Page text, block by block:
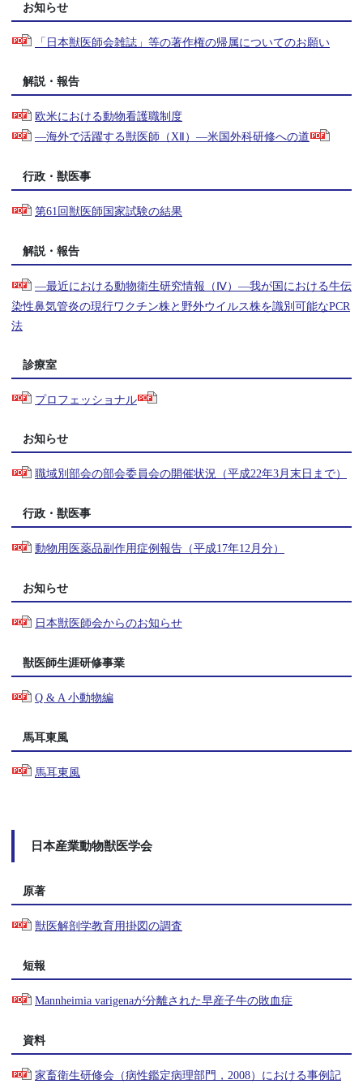
お知らせ
「日本獣医師会雑誌」等の著作権の帰属についてのお願い
解説・報告
欧米における動物看護職制度
―海外で活躍する獣医師（XⅡ）―米国外科研修への道
行政・獣医事
第61回獣医師国家試験の結果
解説・報告
―最近における動物衛生研究情報（Ⅳ）―我が国における牛伝
染性鼻気管炎の現行ワクチン株と野外ウイルス株を識別可能なPCR
法
診療室
プロフェッショナル
お知らせ
職域別部会の部会委員会の開催状況（平成22年3月末日まで）
行政・獣医事
動物用医薬品副作用症例報告（平成17年12月分）
お知らせ
日本獣医師会からのお知らせ
獣医師生涯研修事業
Q & A 小動物編
馬耳東風
馬耳東風
日本産業動物獣医学会
原著
獣医解剖学教育用掛図の調査
短報
Mannheimia varigenaが分離された早産子牛の敗血症
資料
家畜衛生研修会（病性鑑定病理部門，2008）における事例記